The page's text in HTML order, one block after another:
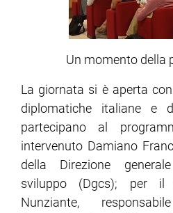
Un momento della
La giornata si è aperta
diplomatiche italiane e
partecipano al
intervenuto Damiano
della Direzione
sviluppo (Dgcs); per il
Nunziante,